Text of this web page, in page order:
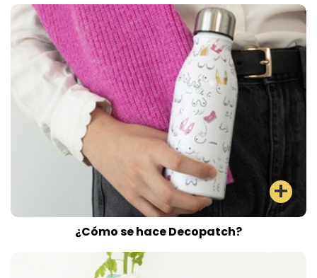
¿Cómo se hace Decopatch?